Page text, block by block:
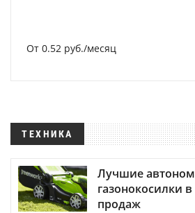
От 0.52 руб./месяц
ТЕХНИКА
Лучшие
газонокосилки
продаж